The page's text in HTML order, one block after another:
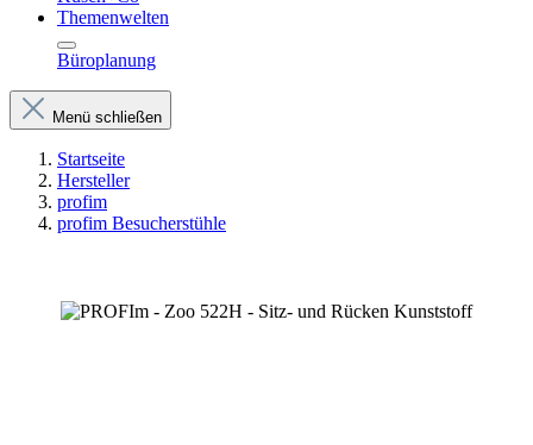
Themenwelten
Büroplanung
Menü schließen
Startseite
Hersteller
profim
profim Besucherstühle